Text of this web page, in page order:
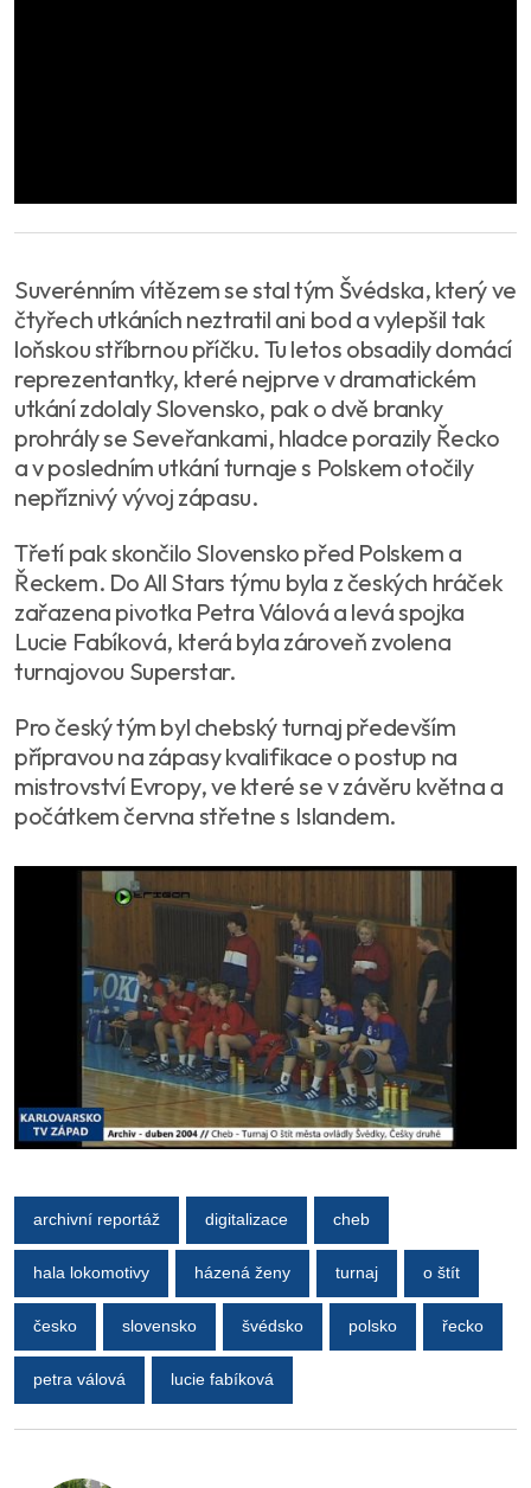
Suverénním vítězem se stal tým Švédska, který ve
čtyřech utkáních neztratil ani bod a vylepšil tak
loňskou stříbrnou příčku. Tu letos obsadily domácí
reprezentantky, které nejprve v dramatickém
utkání zdolaly Slovensko, pak o dvě branky
prohrály se Seveřankami, hladce porazily Řecko
a v posledním utkání turnaje s Polskem otočily
nepříznivý vývoj zápasu.
Třetí pak skončilo Slovensko před Polskem a
Řeckem. Do All Stars týmu byla z českých hráček
zařazena pivotka Petra Válová a levá spojka
Lucie Fabíková, která byla zároveň zvolena
turnajovou Superstar.
Pro český tým byl chebský turnaj především
přípravou na zápasy kvalifikace o postup na
mistrovství Evropy, ve které se v závěru května a
počátkem června střetne s Islandem.
archivní reportáž digitalizace cheb
hala lokomotivy házená ženy turnaj o štít
česko slovensko švédsko polsko řecko
petra válová lucie fabíková